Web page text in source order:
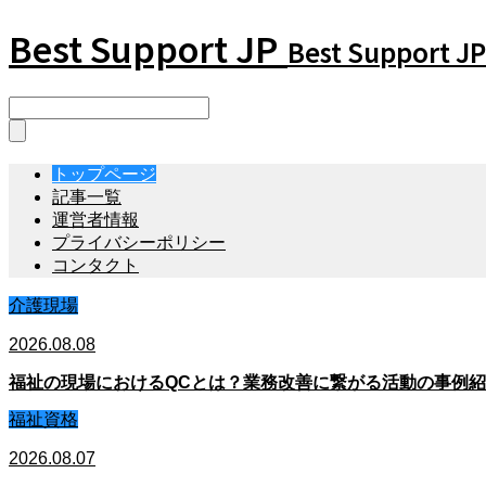
Best Support JP Best Support JP
トップページ
記事一覧
運営者情報
プライバシーポリシー
コンタクト
介護現場
2026.08.08
福祉の現場におけるQCとは？業務改善に繋がる活動の事例
福祉資格
2026.08.07